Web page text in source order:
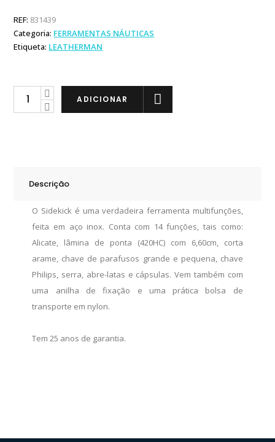
REF: 831439
Categoria: FERRAMENTAS NÁUTICAS
Etiqueta: LEATHERMAN
Leatherman
ADICIONAR
Descrição
O Sidekick é uma verdadeira ferramenta multifunções,
feita em aço inox. Conta com 14 funções, tais como:
Alicate, lâmina de ponta (420HC) com 6,60cm, corta
arame, chave de parafusos grande e pequena, chave
Philips, serra, abre-latas e cápsulas. Vem também com
uma anilha de fixação e uma prática bolsa de
transporte em nylon.
Tem 25 anos de garantia.